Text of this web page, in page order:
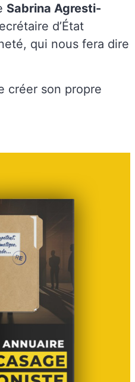
Sabrina Agresti-
d’État
qui nous fera dire
créer son propre